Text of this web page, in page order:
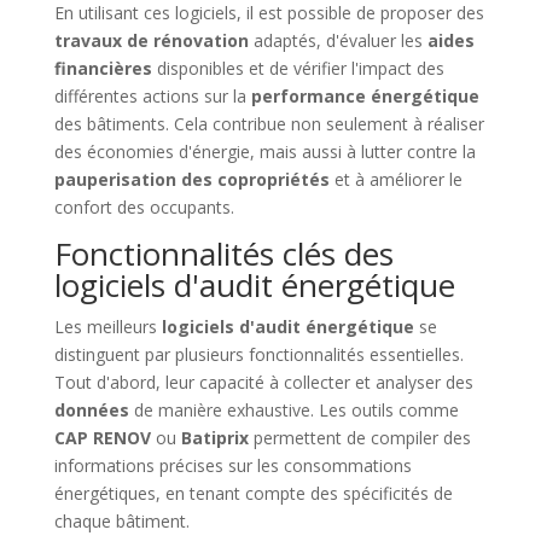
En utilisant ces logiciels, il est possible de proposer des
travaux de rénovation adaptés, d'évaluer les aides
financières disponibles et de vérifier l'impact des
différentes actions sur la performance énergétique
des bâtiments. Cela contribue non seulement à réaliser
des économies d'énergie, mais aussi à lutter contre la
pauperisation des copropriétés et à améliorer le
confort des occupants.
Fonctionnalités clés des
logiciels d'audit énergétique
Les meilleurs logiciels d'audit énergétique se
distinguent par plusieurs fonctionnalités essentielles.
Tout d'abord, leur capacité à collecter et analyser des
données de manière exhaustive. Les outils comme
CAP RENOVou Batiprixpermettent de compiler des
informations précises sur les consommations
énergétiques, en tenant compte des spécificités de
chaque bâtiment.